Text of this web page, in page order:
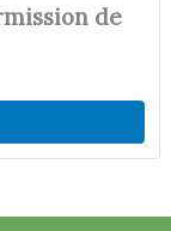
de